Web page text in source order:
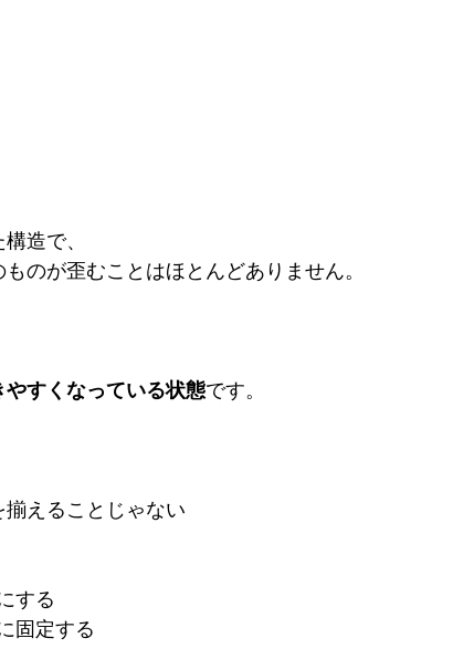
造で、
のが歪むことはほとんどありません。
すくなっている状態です。
えることじゃない
する
に固定する